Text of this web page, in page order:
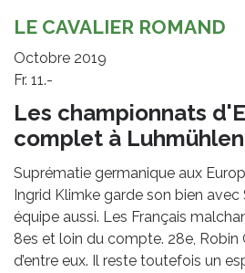
LE CAVALIER ROMAND
Octobre 2019
Fr. 11.-
Les championnats
complet à Luhmühlen
Suprématie germanique aux
Ingrid Klimke garde son bien avec
équipe aussi. Les Français
8es et loin du compte. 28e,
d’entre eux. Il reste toutefois un